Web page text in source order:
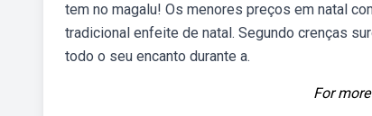
tem no magalu! Os menores preços em natal
tradicional enfeite de natal. Segundo crenças
todo o seu encanto durante a.
For